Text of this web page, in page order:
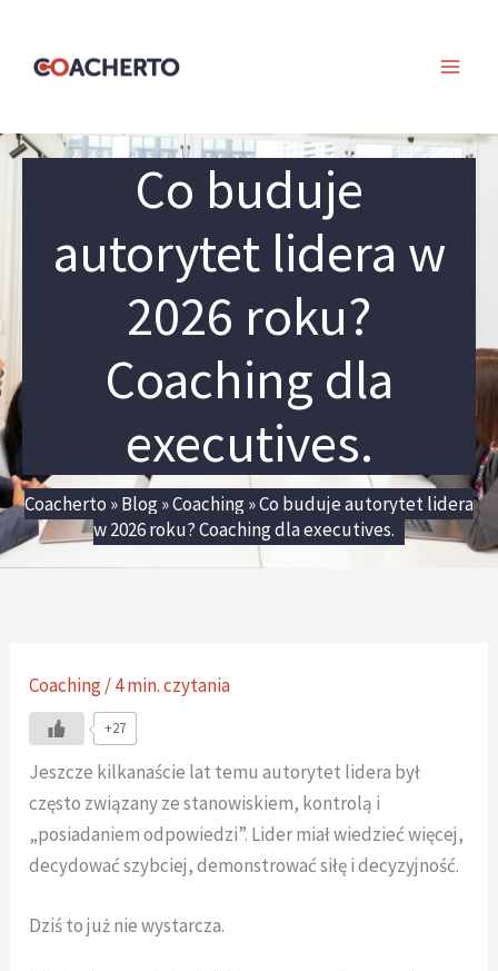
content
Co buduje
autorytet lidera w
2026 roku?
Coaching dla
executives.
Coacherto »Blog»Coaching»Co buduje autorytet lidera
w 2026 roku? Coaching dla executives.
Coaching/4 min. czytania
+27
Jeszcze kilkanaście lat temu autorytet lidera był
często związany ze stanowiskiem, kontrolą i
„posiadaniem odpowiedzi”. Lider miał wiedzieć więcej,
decydować szybciej, demonstrować siłę i decyzyjność.
Dziś to już nie wystarcza.